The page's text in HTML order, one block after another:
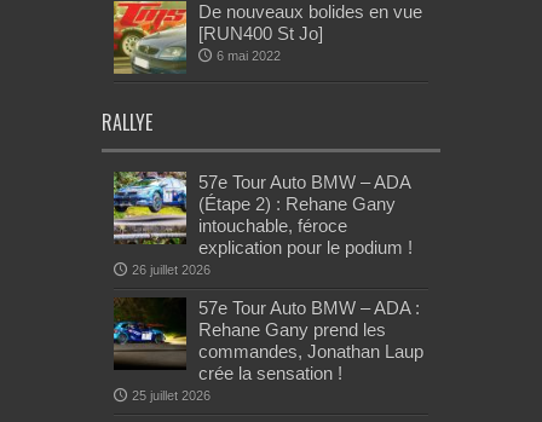
De nouveaux bolides en vue
[RUN400 St Jo]
6 mai 2022
RALLYE
57e Tour Auto BMW – ADA
(Étape 2) : Rehane Gany
intouchable, féroce
explication pour le podium !
26 juillet 2026
57e Tour Auto BMW – ADA :
Rehane Gany prend les
commandes, Jonathan Laup
crée la sensation !
25 juillet 2026